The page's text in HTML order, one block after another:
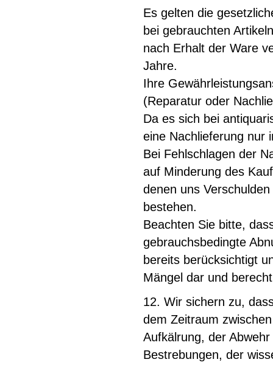
Es gelten die
bei gebrauchten
nach Erhalt der Ware
Jahre.
Ihre
(Reparatur oder
Da es sich bei
eine Nachlieferung nur
Bei Fehlschlagen der
auf Minderung des
denen uns
bestehen.
Beachten Sie bitte,
gebrauchsbedingte
bereits berücksichtigt
Mängel dar und
12. Wir sichern zu,
dem Zeitraum
Aufkälrung, der
Bestrebungen, der